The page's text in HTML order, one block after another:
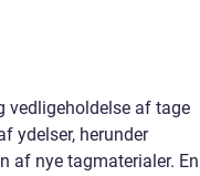
vedligeholdelse af tage
ydelser, herunder
af nye tagmaterialer. En